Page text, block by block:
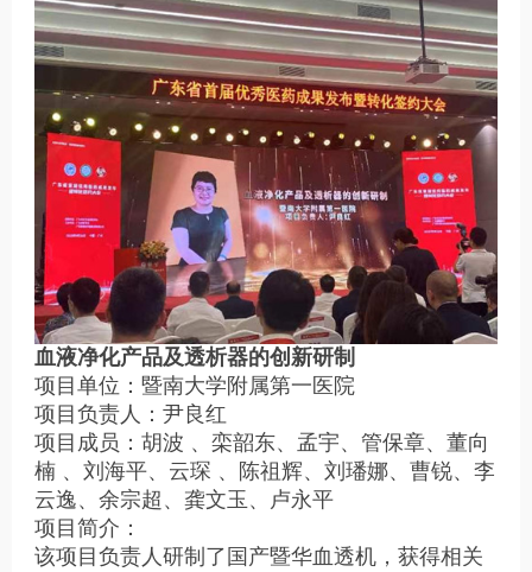
血液净化产品及透析器的创新研制
项目单位：暨南大学附属第一医院
项目负责人：尹良红
项目成员：胡波 、栾韶东、孟宇、管保章、董向
楠 、刘海平、云琛 、陈祖辉、刘璠娜、曹锐、李
云逸、余宗超、龚文玉、卢永平
项目简介：
该项目负责人研制了国产暨华血透机，获得相关